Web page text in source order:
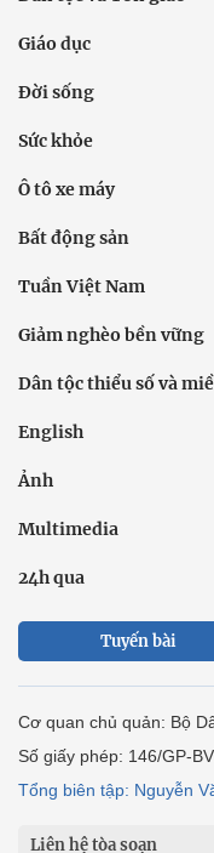
Giáo dục
Đời sống
Sức khỏe
Ô tô xe máy
Bất động sản
Tuần Việt Nam
Giảm nghèo bền vững
Dân tộc thiểu số và
English
Ảnh
Multimedia
24h qua
Tuyến bài
Cơ quan chủ quản: Bộ
Số giấy phép: 146/GP-
Tổng biên tập: Nguyễn
Liên hệ tòa soạn